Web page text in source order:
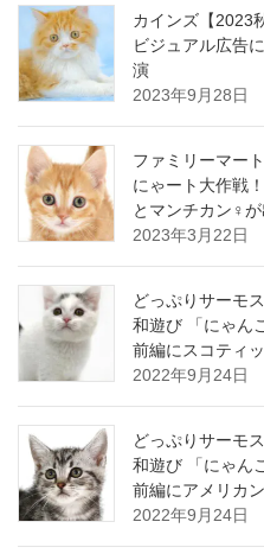
カインズ【2023
ビジュアル広告
演
2023年9月28日
ファミリーマー
にゃート大作戦
とマンチカン♀
2023年3月22日
どっぷりサーモ
和遊び 「にゃん
前編にスコティ
2022年9月24日
どっぷりサーモ
和遊び 「にゃん
前編にアメリカ
2022年9月24日